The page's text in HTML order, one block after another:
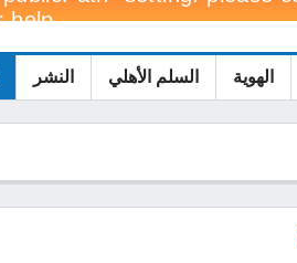
الهوية السلم الأهلي النشر